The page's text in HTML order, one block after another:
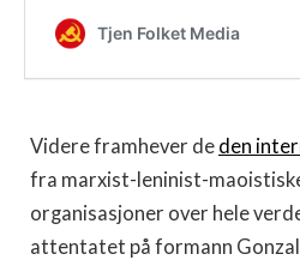
Videre framhever de den
fra marxist-leninist-
organisasjoner over hele
attentatet på formann